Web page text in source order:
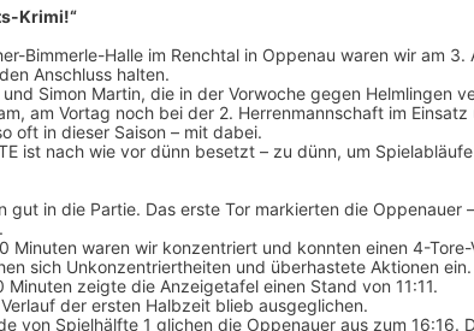
Krimi!“
Bimmerle-Halle im Renchtal in Oppenau waren wir am
Anschluss halten.
und Simon Martin, die in der Vorwoche gegen Helmlingen
am Vortag noch bei der 2. Herrenmannschaft im
oft in dieser Saison – mit dabei.
ist nach wie vor dünn besetzt – zu dünn, um
gut in die Partie. Das erste Tor markierten die
Minuten waren wir konzentriert und konnten einen 4-
sich Unkonzentriertheiten und überhastete Aktionen
Minuten zeigte die Anzeigetafel einen Stand von 11:11.
der ersten Halbzeit blieb ausgeglichen.
von Spielhälfte 1 glichen die Oppenauer aus zum